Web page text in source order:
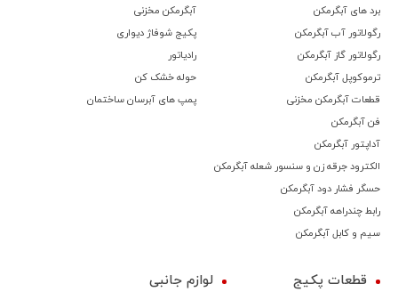
برد های آبگرمکن
رگولاتور آب آبگرمکن
رگولاتور گاز آبگرمکن
ترموكوپل آبگرمکن
قطعات آبگرمکن مخزنی
فن آبگرمکن
آداپتور آبگرمکن
الکترود جرقه زن و سنسور شعله آبگرمکن
حسگر فشار دود آبگرمکن
رابط چندراهه آبگرمکن
سیم و کابل آبگرمکن
آبگرمکن مخزنی
پکیج شوفاژ دیواری
رادیاتور
حوله خشک کن
پمپ های آبرسان ساختمان
قطعات پکیج لوازم جانبی